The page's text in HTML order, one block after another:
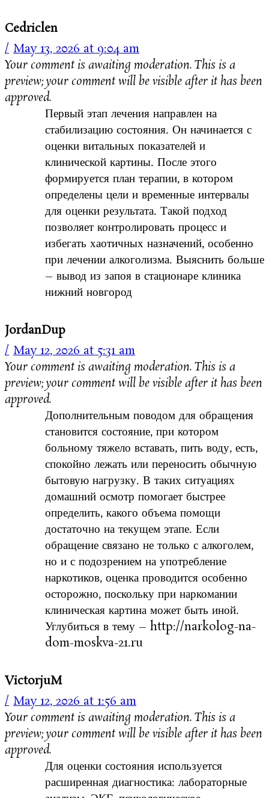
Cedriclen
May 13, 2026 at 9:04 am
Your comment is awaiting moderation. This is a
preview; your comment will be visible after it has been
approved.
Первый этап лечения направлен на
стабилизацию состояния. Он начинается с
оценки витальных показателей и
клинической картины. После этого
формируется план терапии, в котором
определены цели и временные интервалы
для оценки результата. Такой подход
позволяет контролировать процесс и
избегать хаотичных назначений, особенно
при лечении алкоголизма. Выяснить больше
– вывод из запоя в стационаре клиника
нижний новгород
JordanDup
May 12, 2026 at 5:31 am
Your comment is awaiting moderation. This is a
preview; your comment will be visible after it has been
approved.
Дополнительным поводом для обращения
становится состояние, при котором
больному тяжело вставать, пить воду, есть,
спокойно лежать или переносить обычную
бытовую нагрузку. В таких ситуациях
домашний осмотр помогает быстрее
определить, какого объема помощи
достаточно на текущем этапе. Если
обращение связано не только с алкоголем,
но и с подозрением на употребление
наркотиков, оценка проводится особенно
осторожно, поскольку при наркомании
клиническая картина может быть иной.
Углубиться в тему – http://narkolog-na-
dom-moskva-21.ru
VictorjuM
May 12, 2026 at 1:56 am
Your comment is awaiting moderation. This is a
preview; your comment will be visible after it has been
approved.
Для оценки состояния используется
расширенная диагностика: лабораторные